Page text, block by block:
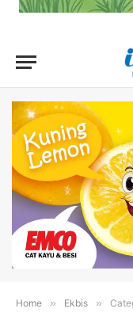
Home » Ekbis »